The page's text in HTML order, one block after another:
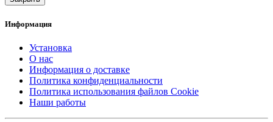
Информация
Установка
О нас
Информация о доставке
Политика конфиденциальности
Политика использования файлов Cookie
Наши работы